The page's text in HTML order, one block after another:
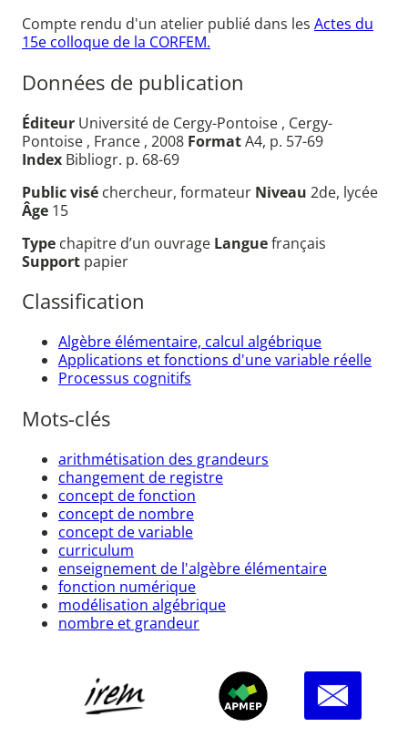
Compte rendu d'un atelier publié dans les Actes du
15e colloque de la CORFEM.
Données de publication
Éditeur Université de Cergy-Pontoise , Cergy-
Pontoise , France , 2008 FormatA4, p. 57-69
Index Bibliogr. p. 68-69
Public visé chercheur, formateur Niveau 2de, lycée
Âge 15
Type chapitre d’un ouvrage Languefrançais
Support papier
Classification
Algèbre élémentaire, calcul algébrique
Applications et fonctions d'une variable réelle
Processus cognitifs
Mots-clés
arithmétisation des grandeurs
changement de registre
concept de fonction
concept de nombre
concept de variable
curriculum
enseignement de l'algèbre élémentaire
fonction numérique
modélisation algébrique
nombre et grandeur